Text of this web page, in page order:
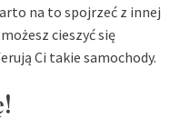
na to spojrzeć z innej
cieszyć się
Ci takie samochody.